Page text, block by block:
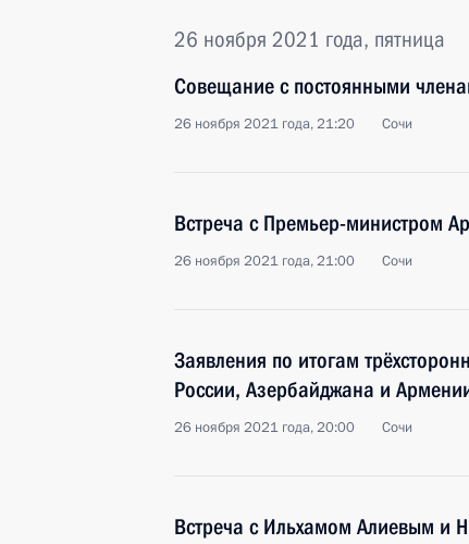
26 ноября 2021 года, пятница
Совещание с постоянными
26 ноября 2021 года, 21:20 Сочи
Встреча с Премьер-министром
26 ноября 2021 года, 21:00 Сочи
Заявления по итогам
России, Азербайджана и
26 ноября 2021 года, 20:00 Сочи
Встреча с Ильхамом Алиевым и